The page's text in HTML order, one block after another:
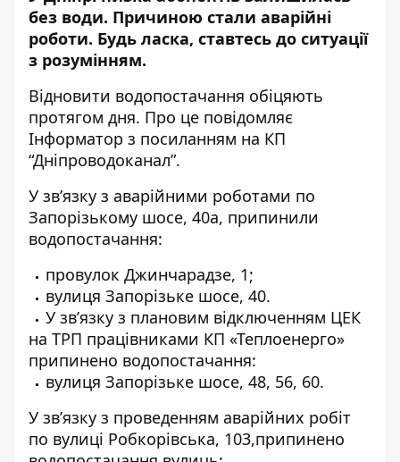
без води. Причиною стали аварійні
роботи. Будь ласка, ставтесь до ситуації
з розумінням.
Відновити водопостачання обіцяють
протягом дня. Про це повідомляє
Інформатор з посиланням на КП
“Дніпроводоканал”.
У зв’язку з аварійними роботами по
Запорізькому шосе, 40а, припинили
водопостачання:
провулок Джинчарадзе, 1;
вулиця Запорізьке шосе, 40.
У звʼязку з плановим відключенням ЦЕК
на ТРП працівниками КП «Теплоенерго»
припинено водопостачання:
вулиця Запорізьке шосе, 48, 56, 60.
У зв’язку з проведенням аварійних робіт
по вулиці Робкорівська, 103,припинено